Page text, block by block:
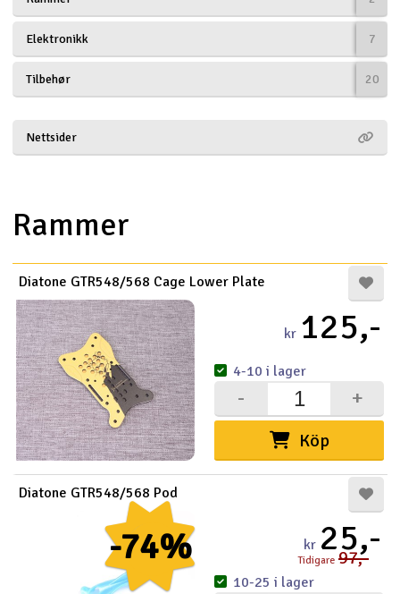
Båtar
Drönare
Modellbygg- och byggsatser
Modelljärnväg
Motor & tillbehör
Outlet
Radioutrustning
Raketer
Scooter & elfordon
Elektronikk 7
Tilbehør 20
Nettsider
Rammer
Diatone GTR548/568 Cage Lower Plate
kr 125,-
Köp
+
-
4-10 i lager
-74%
Diatone GTR548/568 Pod
kr 25,-
Tidigare 97,-
10-25 i lager